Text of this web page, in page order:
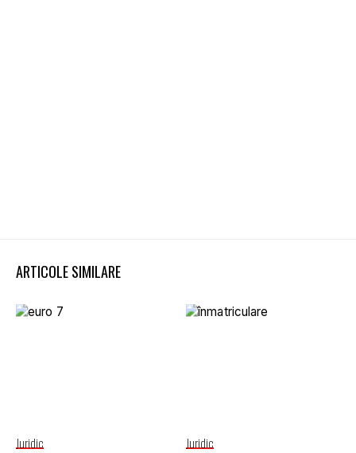
ARTICOLE SIMILARE
Juridic Juridic